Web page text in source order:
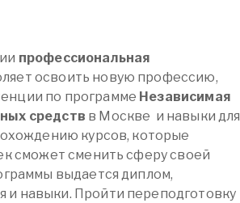
профессиональная
освоить новую профессию,
по программе Независимая
средств в Москве и навыки для
курсов, которые
сможет сменить сферу своей
выдается диплом,
навыки. Пройти переподготовку